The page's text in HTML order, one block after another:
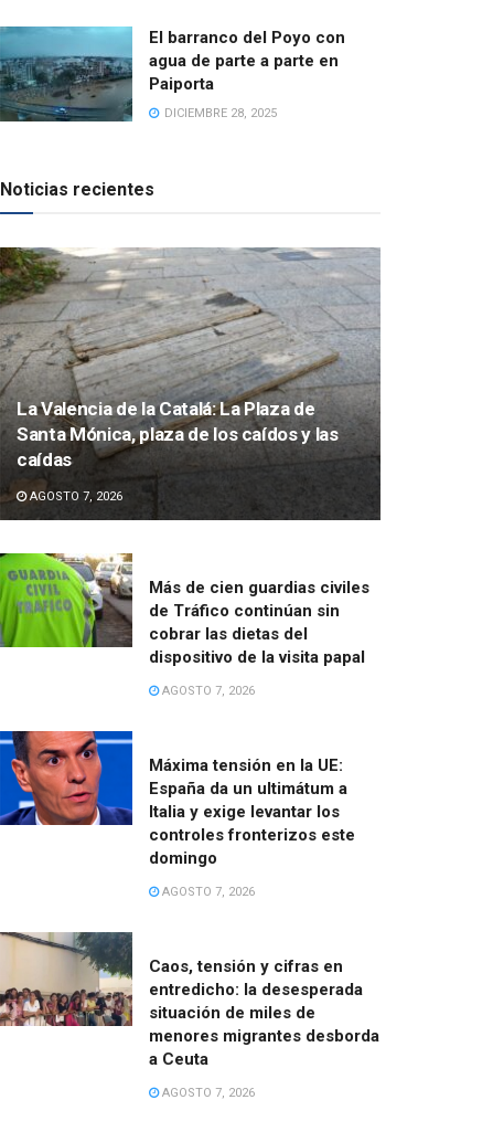
El barranco del Poyo con
agua de parte a parte en
Paiporta
DICIEMBRE 28, 2025
Noticias recientes
La Valencia de la Catalá: La Plaza de
Santa Mónica, plaza de los caídos y las
caídas
AGOSTO 7, 2026
Más de cien guardias civiles
de Tráfico continúan sin
cobrar las dietas del
dispositivo de la visita papal
AGOSTO 7, 2026
Máxima tensión en la UE:
España da un ultimátum a
Italia y exige levantar los
controles fronterizos este
domingo
AGOSTO 7, 2026
Caos, tensión y cifras en
entredicho: la desesperada
situación de miles de
menores migrantes desborda
a Ceuta
AGOSTO 7, 2026